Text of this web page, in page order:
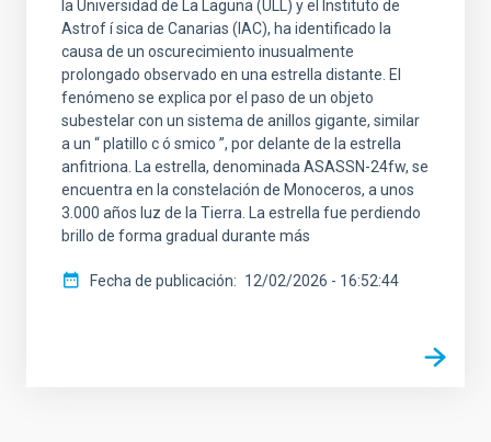
la Universidad de La Laguna (ULL) y el Instituto de
Astrof í sica de Canarias (IAC), ha identificado la
causa de un oscurecimiento inusualmente
prolongado observado en una estrella distante. El
fenómeno se explica por el paso de un objeto
subestelar con un sistema de anillos gigante, similar
a un “ platillo c ó smico ”, por delante de la estrella
anfitriona. La estrella, denominada ASASSN-24fw, se
encuentra en la constelación de Monoceros, a unos
3.000 años luz de la Tierra. La estrella fue perdiendo
brillo de forma gradual durante más
Fecha de publicación 12/02/2026 - 16:52:44